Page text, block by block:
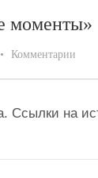
моменты»
Комментарии
Ссылки на